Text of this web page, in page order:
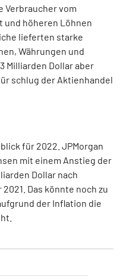
Verbraucher vom
und höheren Löhnen
lieferten starke
Währungen und
Milliarden Dollar aber
schlug der Aktienhandel
für 2022. JPMorgan
mit einem Anstieg der
Dollar nach
Das könnte noch zu
der Inflation die